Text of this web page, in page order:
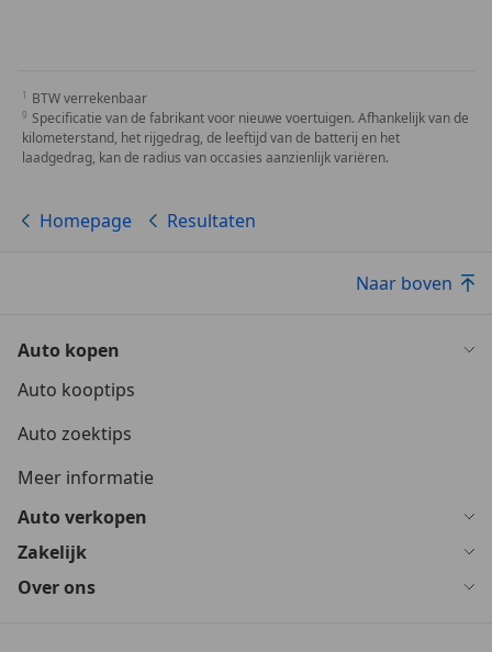
BTW verrekenbaar
Specificatie van de fabrikant voor nieuwe voertuigen. Afhankelijk van de
kilometerstand, het rijgedrag, de leeftijd van de batterij en het
laadgedrag, kan de radius van occasies aanzienlijk variëren.
Homepage Resultaten
Naar boven
Auto kopen
Auto kooptips
Auto zoektips
Meer informatie
Auto verkopen
Zakelijk
Over ons